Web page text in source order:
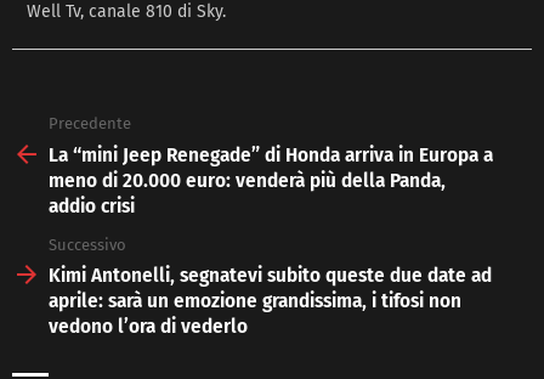
Well Tv, canale 810 di Sky.
more
Precedente
La “mini Jeep Renegade” di Honda arriva in Europa a
meno di 20.000 euro: venderà più della Panda,
addio crisi
Successivo
Kimi Antonelli, segnatevi subito queste due date ad
aprile: sarà un emozione grandissima, i tifosi non
vedono l’ora di vederlo